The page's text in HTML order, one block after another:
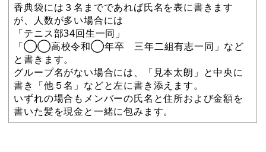
香典袋には３名までであれば氏名を表に書きます
が、人数が多い場合には
「テニス部34回生一同」
「◯◯高校令和◯年卒 三年二組有志一同」など
と書きます。
グループ名がない場合には、「見本太朗」と中央に
書き「他５名」などと左に書き添えます。
いずれの場合もメンバーの氏名と住所および金額を
書いた髪を現金と一緒に包みます。